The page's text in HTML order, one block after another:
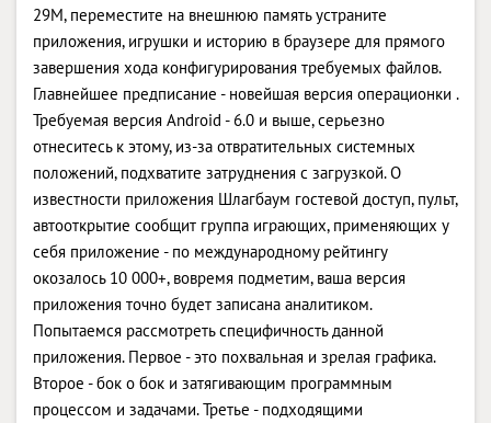
29M, переместите на внешнюю память устраните
приложения, игрушки и историю в браузере для прямого
завершения хода конфигурирования требуемых файлов.
Главнейшее предписание - новейшая версия операционки .
Требуемая версия Android - 6.0 и выше, серьезно
отнеситесь к этому, из-за отвратительных системных
положений, подхватите затруднения с загрузкой. О
известности приложения Шлагбаум гостевой доступ, пульт,
автооткрытие сообщит группа играющих, применяющих у
себя приложение - по международному рейтингу
окозалось 10 000+, вовремя подметим, ваша версия
приложения точно будет записана аналитиком.
Попытаемся рассмотреть специфичность данной
приложения. Первое - это похвальная и зрелая графика.
Второе - бок о бок и затягивающим программным
процессом и задачами. Третье - подходящими